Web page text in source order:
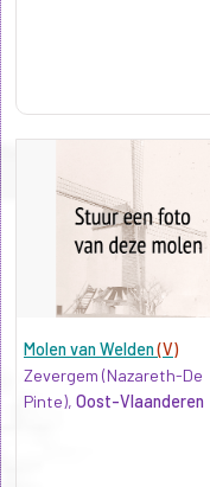
Molen van Welden(V)
Zevergem (Nazareth-De
Pinte), Oost-Vlaanderen